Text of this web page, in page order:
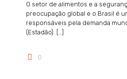
O setor de alimentos e a
preocupação global e o Brasil é
responsáveis pela demanda
(Estadão). […]
0